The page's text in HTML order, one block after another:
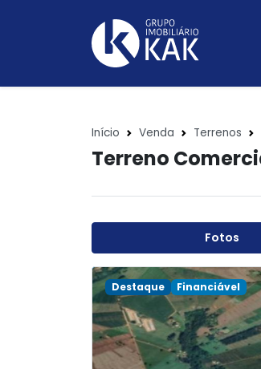
Início Venda Terrenos
Terreno
Fotos
Destaque Financiável